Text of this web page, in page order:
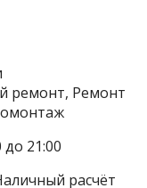
ремонт, Ремонт
21:00
расчёт